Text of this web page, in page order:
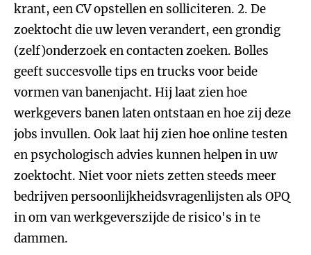
krant, een CV opstellen en solliciteren. 2. De
zoektocht die uw leven verandert, een grondig
(zelf)onderzoek en contacten zoeken. Bolles
geeft succesvolle tips en trucks voor beide
vormen van banenjacht. Hij laat zien hoe
werkgevers banen laten ontstaan en hoe zij deze
jobs invullen. Ook laat hij zien hoe online testen
en psychologisch advies kunnen helpen in uw
zoektocht. Niet voor niets zetten steeds meer
bedrijven persoonlijkheidsvragenlijsten als OPQ
in om van werkgeverszijde de risico's in te
dammen.